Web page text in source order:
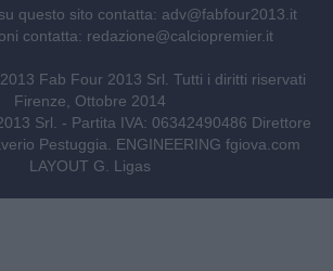
questo sito contatta: adv@fabfour2013.it
contatta: redazione@calciopremier.it
Fab Four 2013 Srl. Tutti i diritti riservati
Firenze, Ottobre 2014
Srl. - Partita IVA: 06342490486 Direttore
Pestuggia. ENGINEERING fgiova.com
LAYOUT G. Ligas